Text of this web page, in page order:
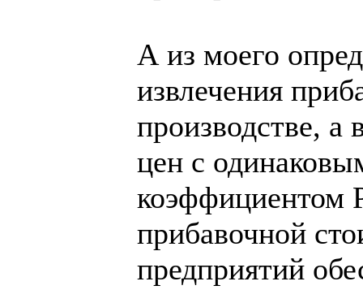
А из моего
извлечения
производстве, а
цен с
коэффициентом
прибавочной
предприятий